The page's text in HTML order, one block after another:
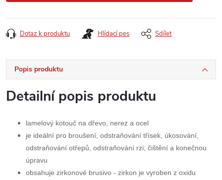
Dotaz k produktu Hlídací pes Sdílet
Popis produktu
Detailní popis produktu
lamelový kotouč na dřevo, nerez a ocel
je ideální pro broušení, odstraňování třísek, úkosování,
odstraňování otřepů, odstraňování rzi, čištění a konečnou
úpravu
obsahuje zirkonové brusivo - zirkon je vyroben z oxidu